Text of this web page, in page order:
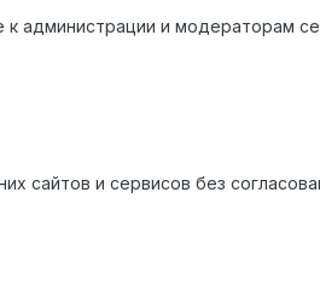
администрации и модераторам
сайтов и сервисов без